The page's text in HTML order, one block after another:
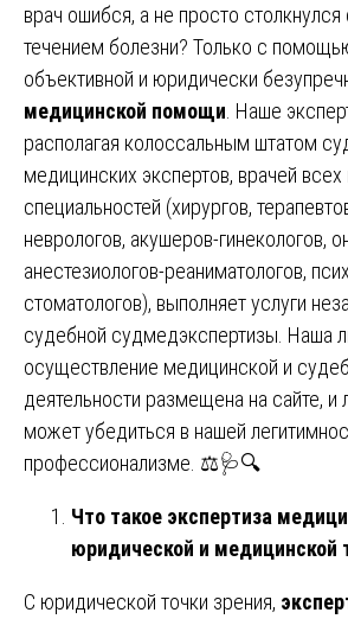
врач ошибся, а не просто
течением болезни? Только с
объективной и юридически
медицинской помощи . Наше
располагая колоссальным штатом
медицинских экспертов, врачей всех
специальностей (хирургов,
неврологов, акушеров-гинекологов,
анестезиологов-реаниматологов,
стоматологов), выполняет услуги
судебной судмедэкспертизы. Наша
осуществление медицинской и
деятельности размещена на сайте,
может убедиться в нашей
профессионализме. ⚖️🩺🔍
Что такое экспертиза
юридической и медицинской
С юридической точки зрения,